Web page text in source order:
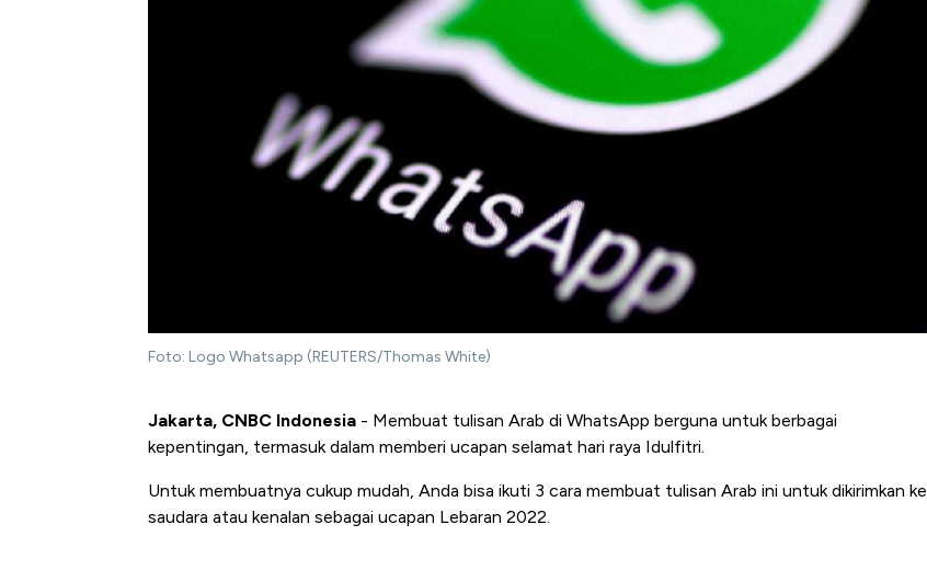
Foto: Logo Whatsapp (REUTERS/Thomas White)
Jakarta, CNBC Indonesia - Membuat tulisan Arab di WhatsApp berguna untuk berbagai
kepentingan, termasuk dalam memberi ucapan selamat hari raya Idulfitri.
Untuk membuatnya cukup mudah, Anda bisa ikuti 3 cara membuat tulisan Arab ini untuk dikirimkan ke
saudara atau kenalan sebagai ucapan Lebaran 2022.